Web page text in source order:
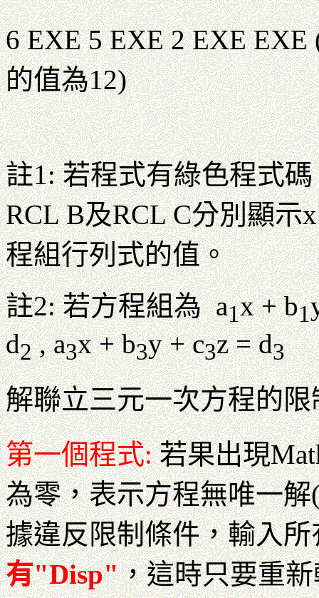
6 EXE 5 EXE 2 EXE
的值為12)
註1: 若程式有綠色程式
RCL B及RCL C分別顯示
程組行列式的值。
註2: 若方程組為 a1x + b1
d2, a3x + b3y + c3z = d3
解聯立三元一次方程的
第一個程式:若果出現
為零，表示方程無唯一
據違反限制條件，輸入
有"Disp"，這時只要重